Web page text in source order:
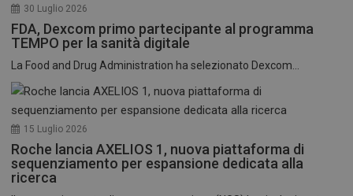
30 Luglio 2026
FDA, Dexcom primo partecipante al programma
TEMPO per la sanità digitale
La Food and Drug Administration ha selezionato Dexcom...
15 Luglio 2026
Roche lancia AXELIOS 1, nuova piattaforma di
sequenziamento per espansione dedicata alla
ricerca